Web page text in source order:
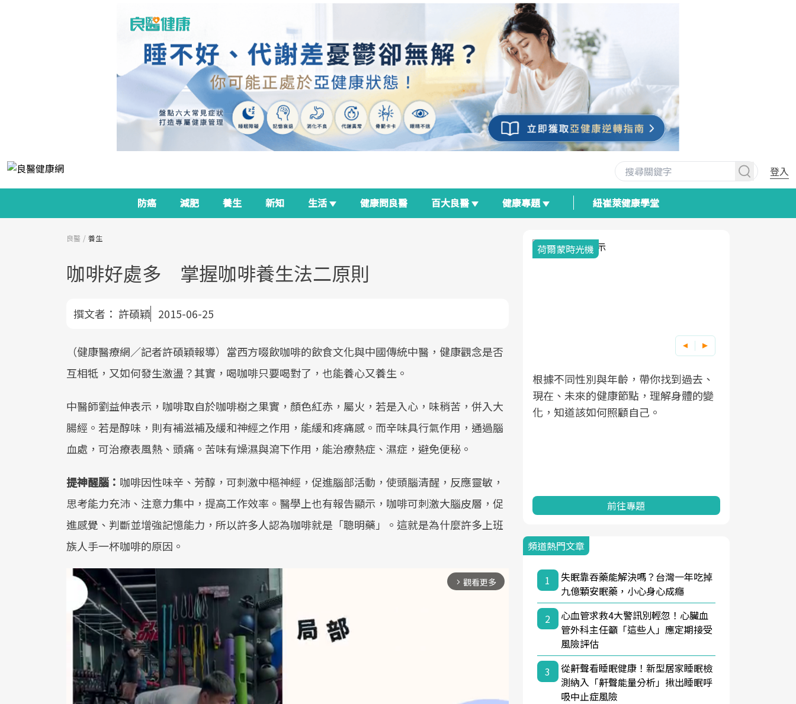
登入
防癌 減肥 養生 新知 生活 健康問良醫 百大良醫 健康專題 紐崔萊健康學堂
良醫 養生
咖啡好處多 掌握咖啡養生法二原則
撰文者： 許碩穎 2015-06-25
（健康醫療網／記者許碩穎報導）當西方啜飲咖啡的飲食文化與中國傳統中醫，健康觀念是否
互相牴，又如何發生激盪？其實，喝咖啡只要喝對了，也能養心又養生。
中醫師劉益伸表示，咖啡取自於咖啡樹之果實，顏色紅赤，屬火，若是入心，味稍苦，併入大
腸經。若是醇味，則有補滋補及緩和神經之作用，能緩和疼痛感。而辛味具行氣作用，通過腦
血處，可治療表風熱、頭痛。苦味有燥濕與瀉下作用，能治療熱症、濕症，避免便秘。
提神醒腦： 咖啡因性味辛、芳醇，可刺激中樞神經，促進腦部活動，使頭腦清醒，反應靈敏，
思考能力充沛、注意力集中，提高工作效率。醫學上也有報告顯示，咖啡可刺激大腦皮層，促
進感覺、判斷並增強記憶能力，所以許多人認為咖啡就是「聰明藥」。這就是為什麼許多上班
族人手一杯咖啡的原因。
arrow_forward_ios 觀看更多
面對超高齡社會的浪潮，台灣正在快速
政策如「健康台灣推動委員會」與「長
照3.0」的推進，「預防醫學」已成全民
關注的核心議題。然而，健檢不只是醫
狀況、啟動健康管理的重要起點。
前往專題
2025年，就到良醫生活祭體驗「一站式
全面啟動你的健康革命！
前往專題
良醫健康網從「換季的身體變化」出
建立對亞健康的認知，進而引導實際的
改善行動。
前往專題
荷爾蒙時光機
根據不同性別與年齡，帶你找到過去、
現在、未來的健康節點，理解身體的變
化，知道該如何照顧自己。
前往專題
頻道熱門文章
1
失眠靠吞藥能解決嗎？台灣一年吃掉
九億顆安眠藥，小心身心成癮
2
心血管求救4大警訊別輕忽！心臟血
管外科主任籲「這些人」應定期接受
風險評估
3
從鼾聲看睡眠健康！新型居家睡眠檢
測納入「鼾聲能量分析」揪出睡眠呼
吸中止症風險